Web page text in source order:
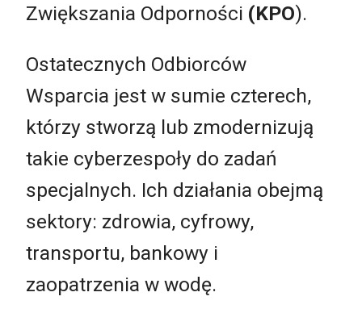
Zwiększania Odporności (KPO).
Ostatecznych Odbiorców
Wsparcia jest w sumie czterech,
którzy stworzą lub zmodernizują
takie cyberzespoły do zadań
specjalnych. Ich działania obejmą
sektory: zdrowia, cyfrowy,
transportu, bankowy i
zaopatrzenia w wodę.